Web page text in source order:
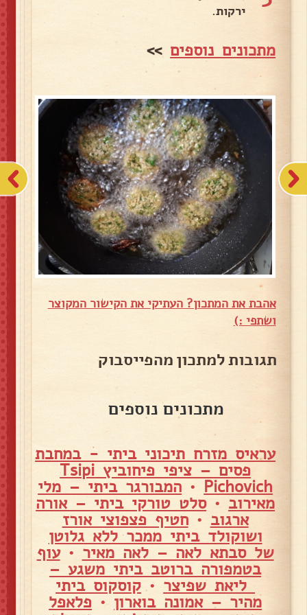
ירקות.
מתכונים נוספים >>
אהבת את המתכון? העתיקי את הקישור המקוצר
ושתפי :)
תגובות למתכון מהפייסבוק
מתכונים נוספים
עראיס מזרח תיכוני ביתי - במחבת
פסים – ציפי פיחוביץ Tsipi
Pichovich
• המבורגר ביתי – מלי
מאירוב •סלט טורקי ביתי – אורה
ארגוב •חטיף פצפוצי אורז
ושוקולד ביתי ממכר ללא גלוטן
של סבתא לאה – לאה מאיר •עוף
בטמפורה ברוטב ביתי משגע –
ליאת שפיצר • קוסקוס ביתי
מהיר – אמונה בוארון • פלאפל